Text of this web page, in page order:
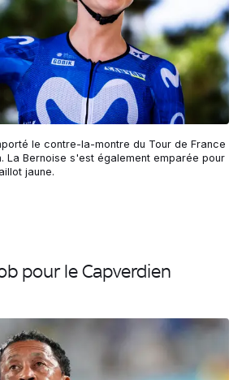
le contre-la-montre du Tour de France
La Bernoise s'est également emparée pour
jaune.
pour le Capverdien